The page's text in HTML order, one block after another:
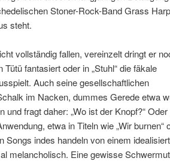
Stoner-Rock-Band Grass
steht.
vollständig fallen, vereinzelt dringt er
fantasiert oder in „Stuhl“ die fäkale
Auch seine gesellschaftlichen
im Nacken, dummes Gerede etwa
fragt daher: „Wo ist der Knopf?“ Oder
etwa in Titeln wie „Wir burnen“
Songs indes handeln von einem
melancholisch. Eine gewisse